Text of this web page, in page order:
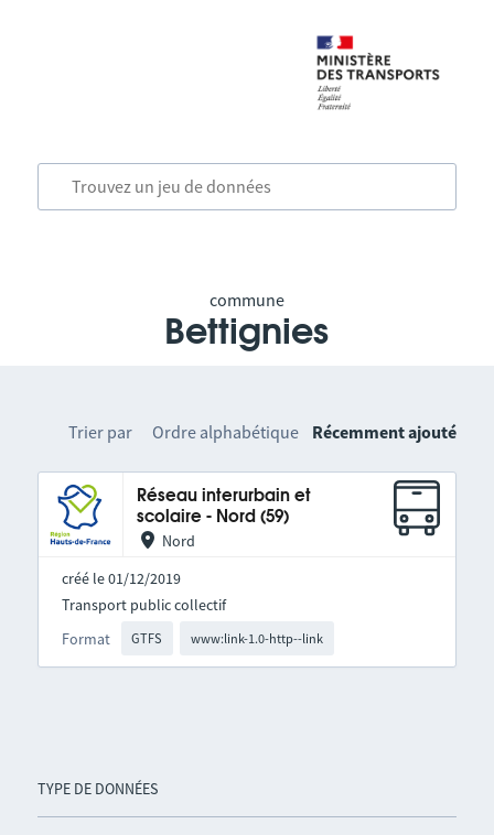
commune
Bettignies
TYPE DE DONNÉES
Trier par Ordre alphabétique Récemment ajouté
Réseau interurbain et
scolaire - Nord (59)
Nord
créé le 01/12/2019
Format GTFS www:link-1.0-http--link
Transport public collectif